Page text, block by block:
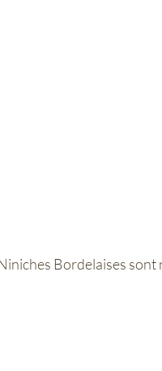
Bordelaises